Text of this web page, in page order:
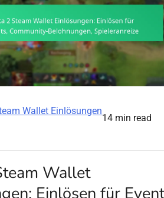
Wallet Einlösungen
14 min read
Wallet